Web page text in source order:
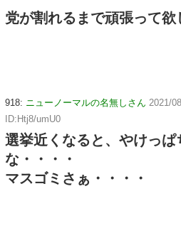
党が割れるまで頑張って欲
918: ニューノーマルの名無しさん 2021/
ID:Htj8/umU0
選挙近くなると、やけっぱ
な・・・・
マスゴミさぁ・・・・